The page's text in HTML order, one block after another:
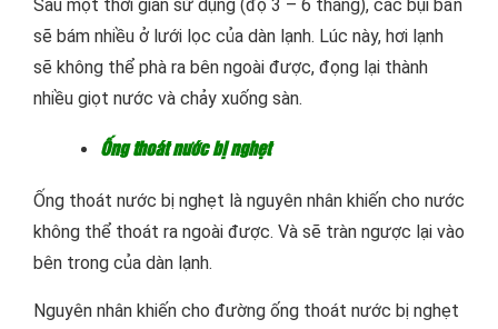
Sau một thời gian sử dụng (độ 3 – 6 tháng), các bụi bẩn
sẽ bám nhiều ở lưới lọc của dàn lạnh. Lúc này, hơi lạnh
sẽ không thể phà ra bên ngoài được, đọng lại thành
nhiều giọt nước và chảy xuống sàn.
Ống thoát nước bị nghẹt
Ống thoát nước bị nghẹt là nguyên nhân khiến cho nước
không thể thoát ra ngoài được. Và sẽ tràn ngược lại vào
bên trong của dàn lạnh.
Nguyên nhân khiến cho đường ống thoát nước bị nghẹt